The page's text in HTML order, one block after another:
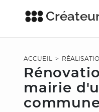
ACCUEIL>
mairie
commune